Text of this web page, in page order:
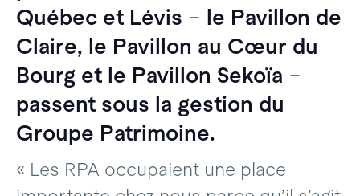
Québec et Lévis – le Pavillon de
Claire, le Pavillon au Cœur du
Bourg et le Pavillon Sekoïa –
passent sous la gestion du
Groupe Patrimoine.
« Les RPA occupaient une place